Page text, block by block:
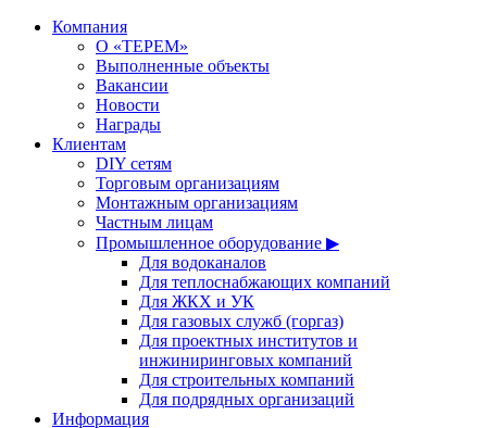
Компания
О «ТЕРЕМ»
Выполненные объекты
Вакансии
Новости
Награды
Клиентам
DIY сетям
Торговым организациям
Монтажным организациям
Частным лицам
Промышленное оборудование ▶
Для водоканалов
Для теплоснабжающих компаний
Для ЖКХ и УК
Для газовых служб (горгаз)
Для проектных институтов и
инжиниринговых компаний
Для строительных компаний
Для подрядных организаций
Информация